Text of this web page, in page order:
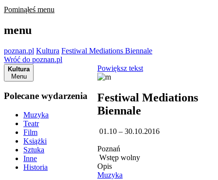
Pominąłeś menu
menu
poznan.pl Kultura Festiwal Mediations Biennale
Wróć do poznan.pl
Kultura
Menu
Polecane wydarzenia
Muzyka
Teatr
Film
Książki
Sztuka
Inne
Historia
Powiększ tekst
Festiwal Mediations
Biennale
01.10 – 30.10.2016
Poznań
Wstęp wolny
Opis
Muzyka